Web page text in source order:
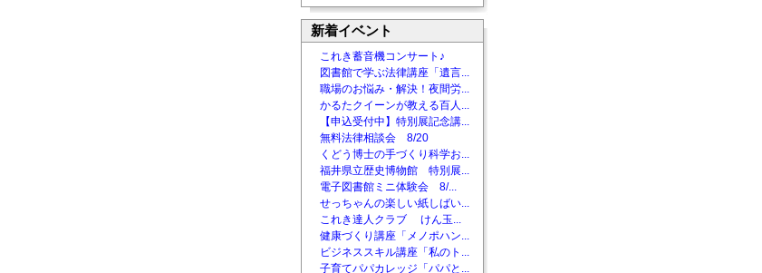
新着イベント
これき蓄音機コンサート♪
図書館で学ぶ法律講座「遺言...
職場のお悩み・解決！夜間労...
かるたクイーンが教える百人...
【申込受付中】特別展記念講...
無料法律相談会 8/20
くどう博士の手づくり科学お...
福井県立歴史博物館 特別展...
電子図書館ミニ体験会 8/...
せっちゃんの楽しい紙しばい...
これき達人クラブ けん玉...
健康づくり講座「メノポハン...
ビジネススキル講座「私のト...
子育てパパカレッジ「パパと...